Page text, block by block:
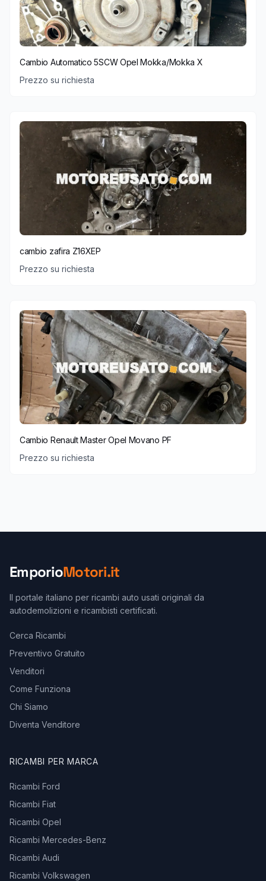
Cambio Automatico 5SCW Opel Mokka/Mokka X
Prezzo su richiesta
cambio zafira Z16XEP
Prezzo su richiesta
Cambio Renault Master Opel Movano PF
Prezzo su richiesta
EmporioMotori.it
Il portale italiano per ricambi auto usati originali da
autodemolizioni e ricambisti certificati.
Cerca Ricambi
Preventivo Gratuito
Venditori
Come Funziona
Chi Siamo
Diventa Venditore
RICAMBI PER MARCA
Ricambi Ford
Ricambi Fiat
Ricambi Opel
Ricambi Mercedes-Benz
Ricambi Audi
Ricambi Volkswagen